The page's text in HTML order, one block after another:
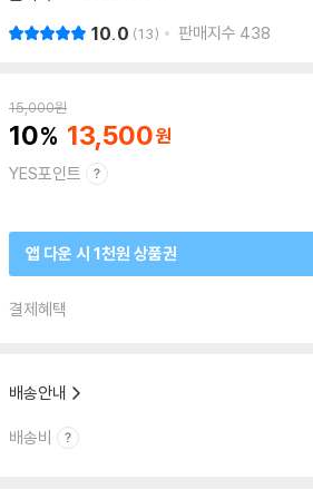
10.0 13 판매지수 438
15,000원
10 13,500
YES포인트
앱 다운 시 1천원 상품권
결제혜택
배송안내
배송비